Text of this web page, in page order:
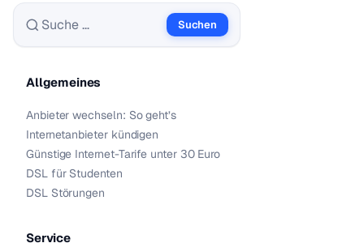
Suche nach:
Suchen
Allgemeines
Anbieter wechseln: So geht’s
Internetanbieter kündigen
Günstige Internet-Tarife unter 30 Euro
DSL für Studenten
DSL Störungen
Service